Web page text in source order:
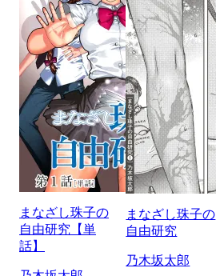
まなざし珠子の
自由研究【単
話】
まなざし珠子の
自由研究
乃木坂太郎